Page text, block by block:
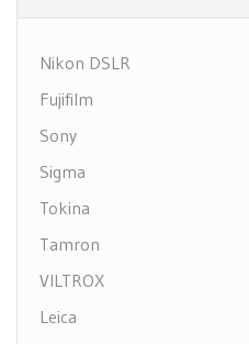
Nikon DSLR
Fujifilm
Sony
Sigma
Tokina
Tamron
VILTROX
Leica